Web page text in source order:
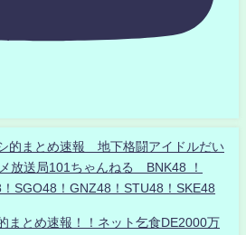
的まとめ速報 地下格闘アイドルだい
放送局101ちゃんねる BNK48 ！
SGO48！GNZ48！STU48！SKE48
まとめ速報！！ネット乞食DE2000万